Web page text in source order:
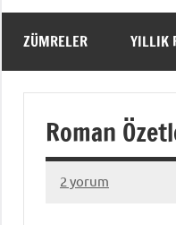
ZÜMRELER YILLIK
Roman
28
admin
2 yorum